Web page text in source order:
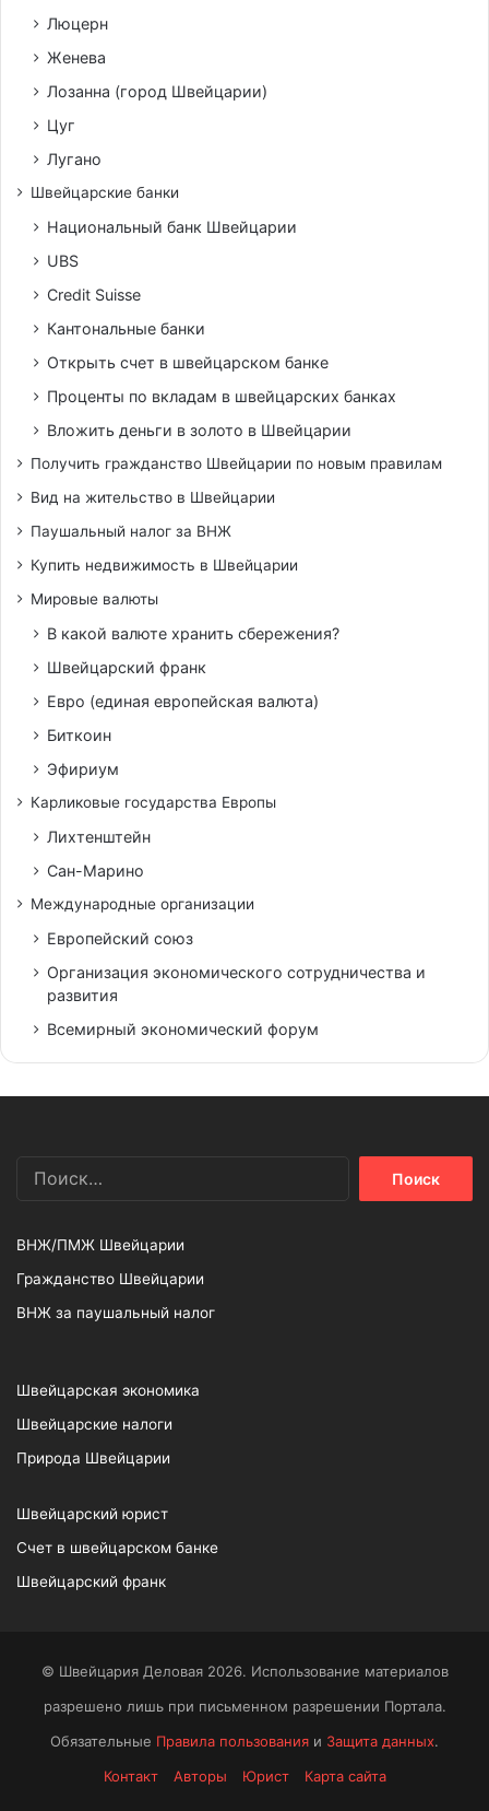
Люцерн
Женева
Лозанна (город Швейцарии)
Цуг
Лугано
Швейцарские банки
Национальный банк Швейцарии
UBS
Credit Suisse
Кантональные банки
Открыть счет в швейцарском банке
Проценты по вкладам в швейцарских банках
Вложить деньги в золото в Швейцарии
Получить гражданство Швейцарии по новым правилам
Вид на жительство в Швейцарии
Паушальный налог за ВНЖ
Купить недвижимость в Швейцарии
Мировые валюты
В какой валюте хранить сбережения?
Швейцарский франк
Евро (единая европейская валюта)
Биткоин
Эфириум
Карликовые государства Европы
Лихтенштейн
Сан-Марино
Международные организации
Европейский союз
Организация экономического сотрудничества и
развития
Всемирный экономический форум
ВНЖ/ПМЖ Швейцарии
Гражданство Швейцарии
ВНЖ за паушальный налог
Швейцарская экономика
Швейцарские налоги
Природа Швейцарии
Швейцарский юрист
Счет в швейцарском банке
Швейцарский франк
© Швейцария Деловая 2026. Использование материалов
разрешено лишь при письменном разрешении Портала.
Обязательные Правила пользования и Защита данных.
Контакт
Авторы Юрист Карта сайта